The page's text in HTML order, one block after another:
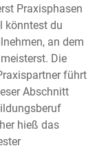
Praxisphasen
könntest du
an dem
Die
führt
Abschnitt
hieß das